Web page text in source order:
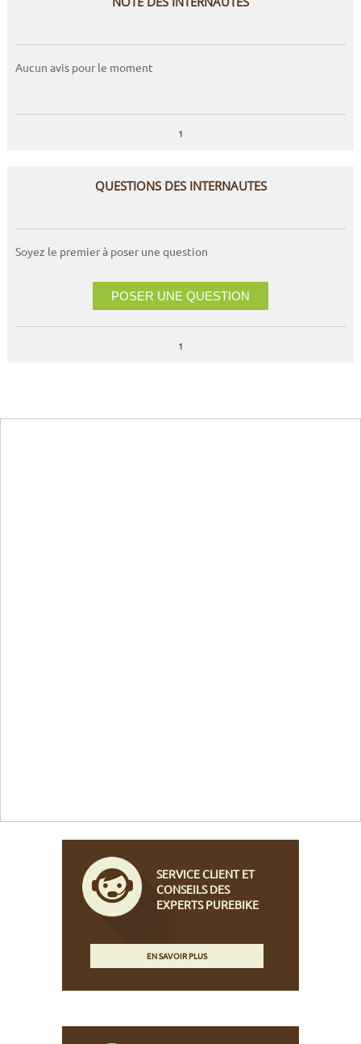
Aucun avis pour le moment
1
QUESTIONS DES INTERNAUTES
Soyez le premier à poser une question
POSER UNE QUESTION
1
SERVICE CLIENT ET
CONSEILS DES
EXPERTS PUREBIKE
EN SAVOIR PLUS